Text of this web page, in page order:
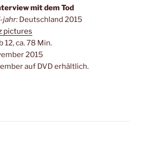
mit dem Tod
jahr: Deutschland 2015
pictures
12, ca. 78 Min.
2015
auf DVD erhältlich.